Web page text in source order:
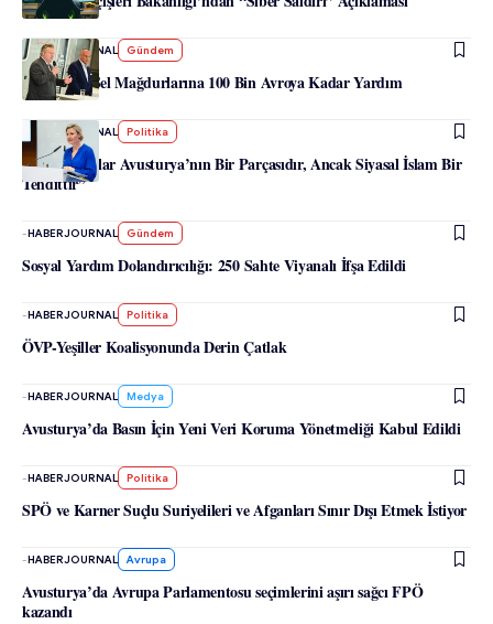
-HABERJOURNAL Gündem
Viyana’da Sel Mağdurlarına 100 Bin Avroya Kadar Yardım
HABERJOURNAL Politika
“Müslümanlar Avusturya’nın Bir Parçasıdır, Ancak Siyasal İslam Bir
Tehdittir”
-HABERJOURNAL Gündem
Sosyal Yardım Dolandırıcılığı: 250 Sahte Viyanalı İfşa Edildi
-HABERJOURNAL Politika
ÖVP-Yeşiller Koalisyonunda Derin Çatlak
-HABERJOURNAL Medya
Avusturya’da Basın İçin Yeni Veri Koruma Yönetmeliği Kabul Edildi
-HABERJOURNAL Politika
SPÖ ve Karner Suçlu Suriyelileri ve Afganları Sınır Dışı Etmek İstiyor
-HABERJOURNAL Avrupa
Avusturya’da Avrupa Parlamentosu seçimlerini aşırı sağcı FPÖ
kazandı